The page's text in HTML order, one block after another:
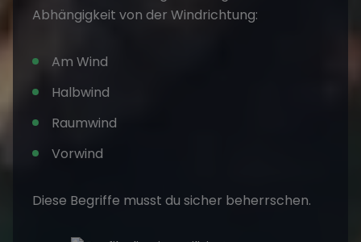
Abhängigkeit von der Windrichtung:
Am Wind
Halbwind
Raumwind
Vorwind
Diese Begriffe musst du sicher beherrschen.